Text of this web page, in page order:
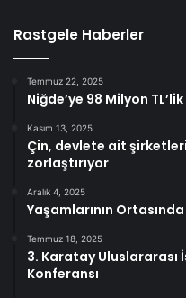
Rastgele Haberler
Temmuz 22, 2025
Niğde’ye 98 Milyon
Kasım 13, 2025
Çin, devlete ait
zorlaştırıyor
Aralık 4, 2025
Yaşamlarının
Temmuz 18, 2025
3. Karatay Uluslararası
Konferansı